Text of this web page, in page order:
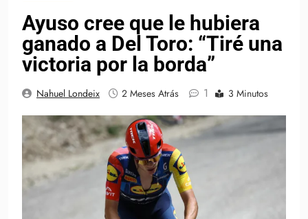
Ayuso cree que le hubiera
ganado a Del Toro: “Tiré una
victoria por la borda”
Nahuel Londeix 2 Meses Atrás 1 3 Minutos